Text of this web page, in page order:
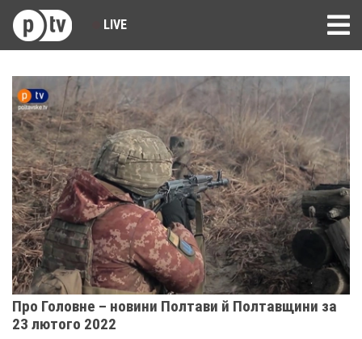
LIVE
Про Головне – новини Полтави й Полтавщини за
23 лютого 2022